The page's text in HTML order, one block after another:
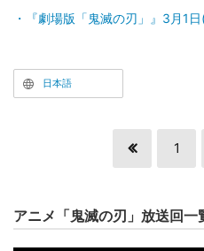
『劇場版「鬼滅の刃」』3月1
日本語
1
アニメ「鬼滅の刃」放送回一